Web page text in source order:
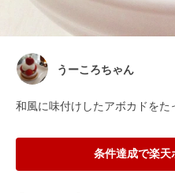
うーころちゃん
和風に味付けしたアボカドをた
条件達成で楽天